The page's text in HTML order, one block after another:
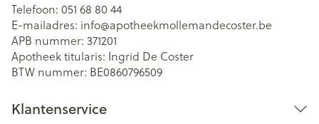
Telefoon: 051 68 80 44
E-mailadres: info@apotheekmollemandecoster.be
APB nummer: 371201
Apotheek titularis: Ingrid De Coster
BTW nummer: BE0860796509
Klantenservice